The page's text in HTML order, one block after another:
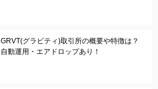
GRVT(グラビティ)取引所の概要や特徴は？
自動運用・エアドロップあり！